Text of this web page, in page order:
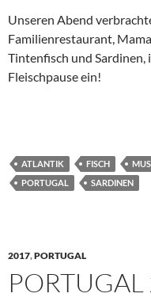
Unseren Abend
Familienrestaurant,
Tintenfisch und
Fleischpause ein!
ATLANTIK FISCH
PORTUGAL
SARDINEN
2017,PORTUGAL